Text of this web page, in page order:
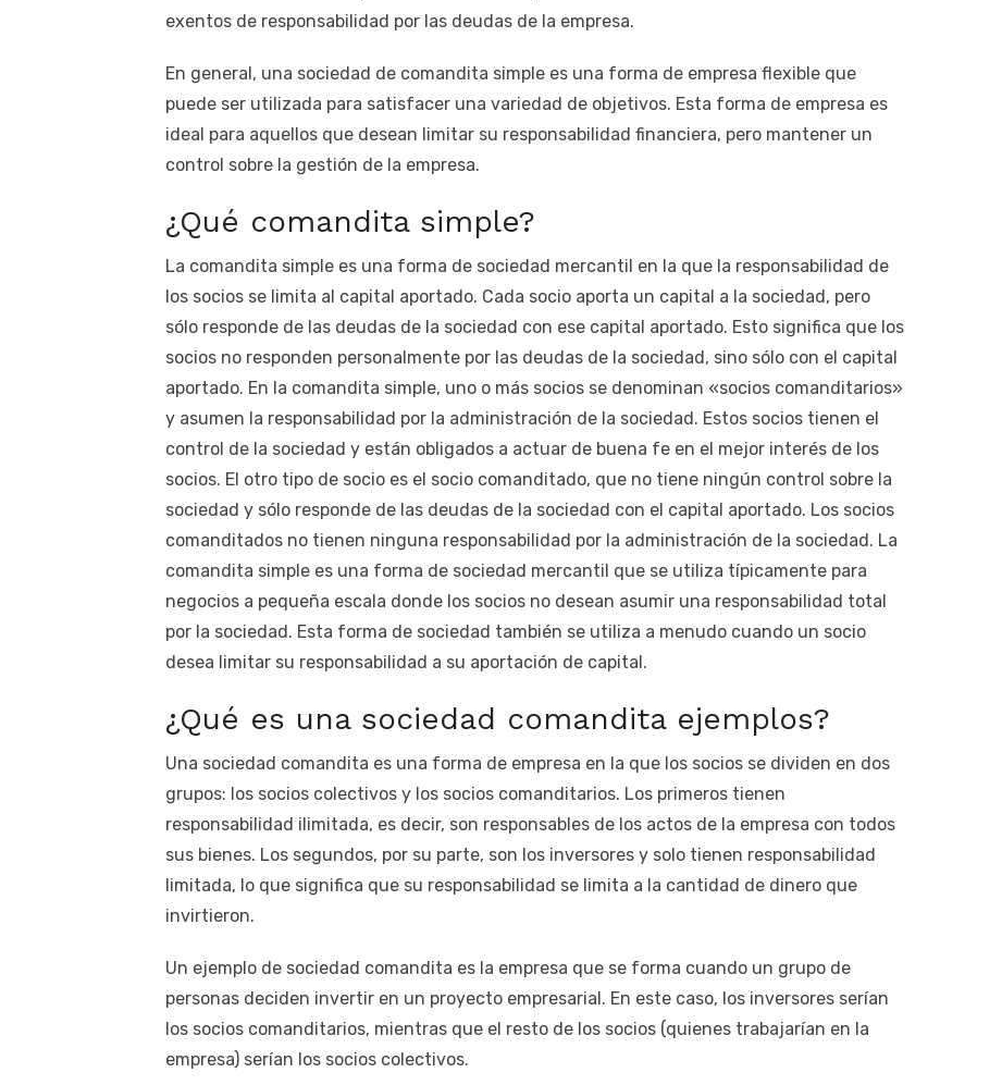
exentos de responsabilidad por las deudas de la empresa.
En general, una sociedad de comandita simple es una forma de empresa flexible que
puede ser utilizada para satisfacer una variedad de objetivos. Esta forma de empresa es
ideal para aquellos que desean limitar su responsabilidad financiera, pero mantener un
control sobre la gestión de la empresa.
¿Qué comandita simple?
La comandita simple es una forma de sociedad mercantil en la que la responsabilidad de
los socios se limita al capital aportado. Cada socio aporta un capital a la sociedad, pero
sólo responde de las deudas de la sociedad con ese capital aportado. Esto significa que los
socios no responden personalmente por las deudas de la sociedad, sino sólo con el capital
aportado. En la comandita simple, uno o más socios se denominan «socios comanditarios»
y asumen la responsabilidad por la administración de la sociedad. Estos socios tienen el
control de la sociedad y están obligados a actuar de buena fe en el mejor interés de los
socios. El otro tipo de socio es el socio comanditado, que no tiene ningún control sobre la
sociedad y sólo responde de las deudas de la sociedad con el capital aportado. Los socios
comanditados no tienen ninguna responsabilidad por la administración de la sociedad. La
comandita simple es una forma de sociedad mercantil que se utiliza típicamente para
negocios a pequeña escala donde los socios no desean asumir una responsabilidad total
por la sociedad. Esta forma de sociedad también se utiliza a menudo cuando un socio
desea limitar su responsabilidad a su aportación de capital.
¿Qué es una sociedad comandita ejemplos?
Una sociedad comandita es una forma de empresa en la que los socios se dividen en dos
grupos: los socios colectivos y los socios comanditarios. Los primeros tienen
responsabilidad ilimitada, es decir, son responsables de los actos de la empresa con todos
sus bienes. Los segundos, por su parte, son los inversores y solo tienen responsabilidad
limitada, lo que significa que su responsabilidad se limita a la cantidad de dinero que
invirtieron.
Un ejemplo de sociedad comandita es la empresa que se forma cuando un grupo de
personas deciden invertir en un proyecto empresarial. En este caso, los inversores serían
los socios comanditarios, mientras que el resto de los socios (quienes trabajarían en la
empresa) serían los socios colectivos.